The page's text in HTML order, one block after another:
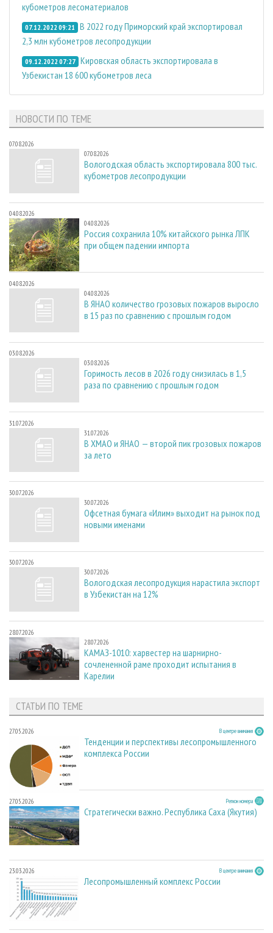
кубометров лесоматериалов
07.12.2022 09:21 В 2022 году Приморский край экспортировал
2,3 млн кубометров лесопродукции
09.12.2022 07:27 Кировская область экспортировала в
Узбекистан 18 600 кубометров леса
НОВОСТИ ПО ТЕМЕ
07.08.2026
07.08.2026
Вологодская область экспортировала 800 тыс.
кубометров лесопродукции
04.08.2026
04.08.2026
Россия сохранила 10% китайского рынка ЛПК
при общем падении импорта
04.08.2026
04.08.2026
В ЯНАО количество грозовых пожаров выросло
в 15 раз по сравнению с прошлым годом
03.08.2026
03.08.2026
Горимость лесов в 2026 году снизилась в 1,5
раза по сравнению с прошлым годом
31.07.2026
31.07.2026
В ХМАО и ЯНАО — второй пик грозовых пожаров
за лето
30.07.2026
30.07.2026
Офсетная бумага «Илим» выходит на рынок под
новыми именами
30.07.2026
30.07.2026
Вологодская лесопродукция нарастила экспорт
в Узбекистан на 12%
28.07.2026
28.07.2026
КАМАЗ-1010: харвестер на шарнирно-
сочлененной раме проходит испытания в
Карелии
СТАТЬИ ПО ТЕМЕ
27.05.2026 В центре внимания
Тенденции и перспективы лесопромышленного
комплекса России
27.05.2026 Регион номера
Стратегически важно. Республика Саха (Якутия)
23.03.2026 В центре внимания
Лесопромышленный комплекс России